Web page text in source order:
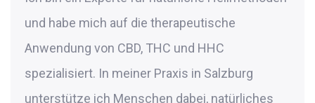
und habe mich auf die therapeutische
Anwendung von CBD, THC und HHC
spezialisiert. In meiner Praxis in Salzburg
unterstütze ich Menschen dabei, natürliches